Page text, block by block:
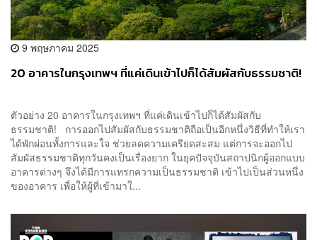
9 พฤษภาคม 2025
20 อาคารในกรุงเทพฯ ที่แค่เดินเข้าไปก็ได้สัมผัสกับธรรมชาติ!
ตัวอย่าง 20 อาคารในกรุงเทพฯ ที่แค่เดินเข้าไปก็ได้สัมผัสกับ
ธรรมชาติ! การออกไปสัมผัสกับธรรมชาติถือเป็นอีกหนึ่งวิธีที่ทำให้เรา
ได้พักผ่อนทั้งการและใจ ช่วยลดความเครียดสะสม แต่การจะออกไป
สัมผัสธรรมชาติทุกวันคงเป็นเรื่องยาก ในยุคปัจจุบันสถาปนิกผู้ออกแบบ
อาคารต่างๆ จึงได้มีการแทรกความเป็นธรรมชาติ เข้าไปเป็นส่วนหนึ่ง
ของอาคาร เพื่อให้ผู้ที่เข้ามาใ...